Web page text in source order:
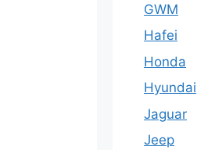
GWM
Hafei
Honda
Hyundai
Jaguar
Jeep